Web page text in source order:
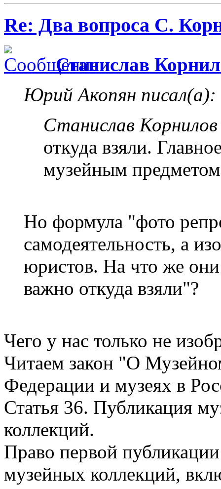
Re: Два вопроса С.
Станислав
Юрий Акопян писал(а):
Станислав
откуда взяли.
музейным
Но формула "фото
самодеятельность, а
юристов. На что же
важно откуда взяли"?
Чего у нас только не
Читаем закон "О
Федерации и музеях в
Статья 36. Публикация
коллекций.
Право первой
музейных коллекций,